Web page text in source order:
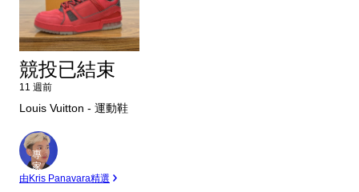
競投已結束
11 週前
Louis Vuitton - 運動鞋
專
家
由Kris Panavara精選